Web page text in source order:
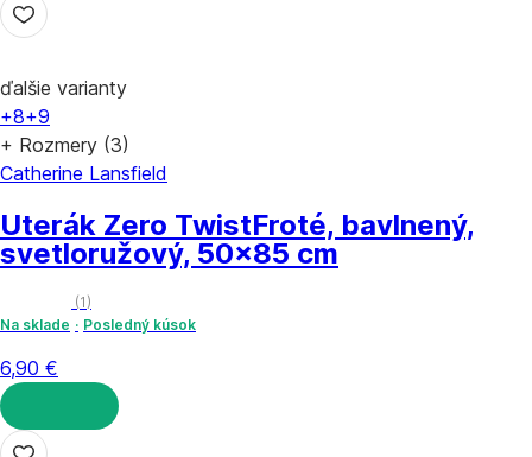
DO KOŠÍKA
ďalšie varianty
+8+9
+ Rozmery (3)
Catherine Lansfield
Uterák Zero TwistFroté, bavlnený,
svetloružový, 50x85 cm
(1 )
Na sklade
Posledný kúsok
6,90 €
DO KOŠÍKA